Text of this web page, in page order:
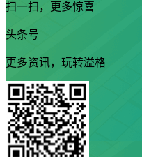
扫一扫，更多惊喜
头条号
更多资讯，玩转溢格